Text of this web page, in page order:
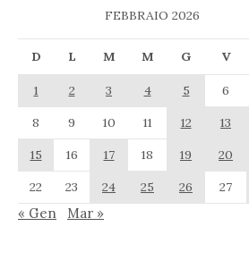
FEBBRAIO 2026
D L M M G V
1 2 3 4 5 6
8
9 10 11 12 13
15
16 17 18 19 20
22
23 24 25 26 27
« Gen Mar »